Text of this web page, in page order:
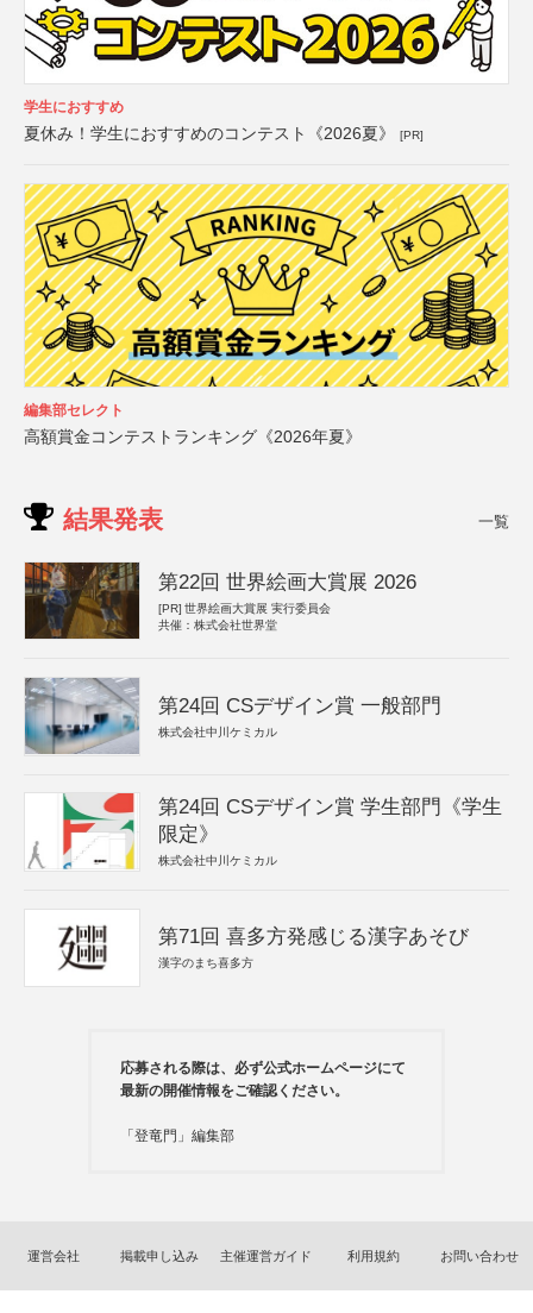
学生におすすめ
夏休み！学生におすすめのコンテスト《2026夏》 [PR]
編集部セレクト
高額賞金コンテストランキング《2026年夏》
結果発表 一覧
第22回 世界絵画大賞展 2026
[PR] 世界絵画大賞展 実行委員会
共催：株式会社世界堂
第24回 CSデザイン賞 一般部門
株式会社中川ケミカル
第24回 CSデザイン賞 学生部門《学生
限定》
株式会社中川ケミカル
第71回 喜多方発感じる漢字あそび
漢字のまち喜多方
応募される際は、必ず公式ホームページにて
最新の開催情報をご確認ください。
「登竜門」編集部
運営会社 掲載申し込み 主催運営ガイド 利用規約 お問い合わせ